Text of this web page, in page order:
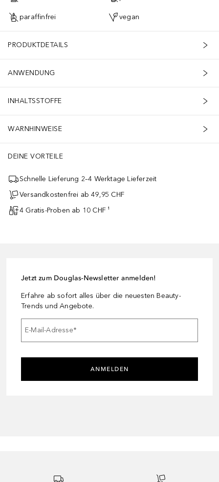
paraffinfrei vegan
PRODUKTDETAILS
ANWENDUNG
INHALTSSTOFFE
WARNHINWEISE
DEINE VORTEILE
Schnelle Lieferung 2–4 Werktage Lieferzeit
Versandkostenfrei ab 49,95 CHF
4 Gratis-Proben ab 10 CHF ¹
Jetzt zum Douglas-Newsletter anmelden!
Erfahre ab sofort alles über die neuesten Beauty-
Trends und Angebote.
E-Mail-Adresse*
ANMELDEN